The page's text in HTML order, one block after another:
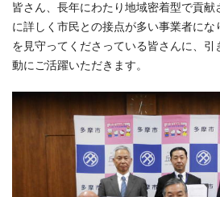
皆さん、長年にわたり地域密着型で貢
に詳しく市民との接点が多い事業者に
を見守ってくださっている皆さんに、
動にご活躍いただきます。